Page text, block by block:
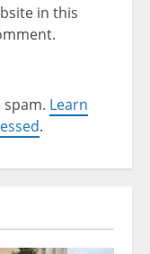
in this
Learn
.